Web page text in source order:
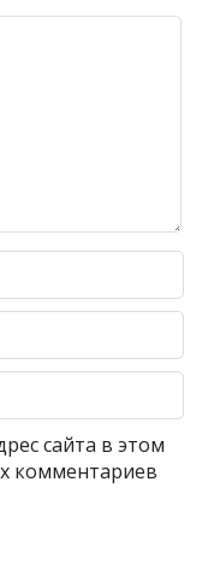
сайта в этом
комментариев